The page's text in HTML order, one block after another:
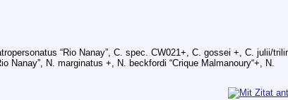
“Rio Nanay”, C. spec. CW021+, C. gossei +, C. julii/
Nanay”, N. marginatus +, N. beckfordi “Crique Malmanoury“+, N.